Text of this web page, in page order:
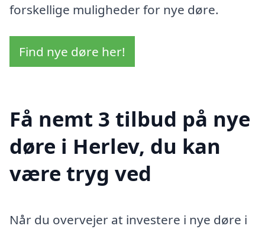
forskellige muligheder for nye døre.
Find nye døre her!
Få nemt 3 tilbud på nye
døre i Herlev, du kan
være tryg ved
Når du overvejer at investere i nye døre i